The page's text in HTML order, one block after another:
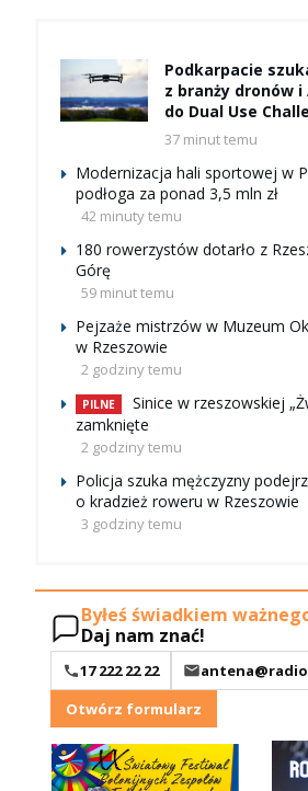
Podkarpacie
z branży dronów
do Dual Use
37 minut temu
Modernizacja hali sportowej w
podłoga za ponad 3,5 mln zł
42 minuty temu
180 rowerzystów dotarło z
Górę
59 minut temu
Pejzaże mistrzów w Muzeum
w Rzeszowie
2 godziny temu
PILNE
Sinice w rzeszowskiej
zamknięte
2 godziny temu
Policja szuka mężczyzny
o kradzież roweru w Rzeszowie
3 godziny temu
Byłeś świadkiem
Daj nam znać!
17 222 22 22
Otwórz formularz